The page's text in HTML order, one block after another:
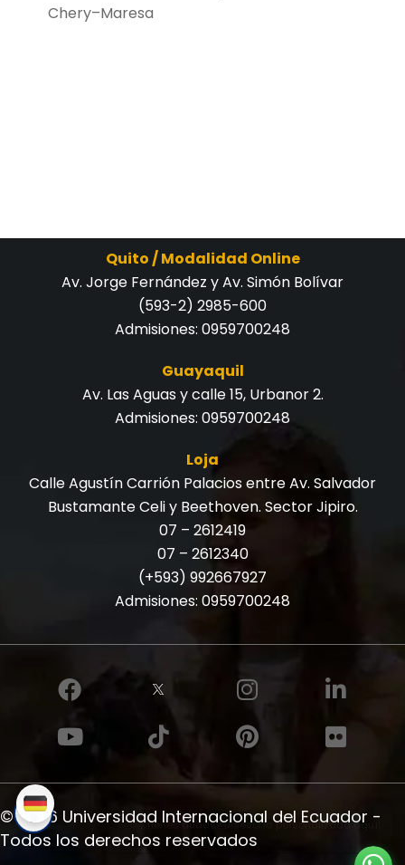
Chery–Maresa
Quito / Modalidad Online
Av. Jorge Fernández y Av. Simón Bolívar
(593-2) 2985-600
Admisiones: 0959700248
Guayaquil
Av. Las Aguas y calle 15, Urbanor 2.
Admisiones: 0959700248
Loja
Calle Agustín Carrión Palacios entre Av. Salvador
Bustamante Celi y Beethoven. Sector Jipiro.
07 – 2612419
07 – 2612340
(+593) 992667927
Admisiones: 0959700248
© 2026 Universidad Internacional del Ecuador -
Todos los derechos reservados
✨ ¿Tienes dudas? ¡Asesoría personalizada aquí!